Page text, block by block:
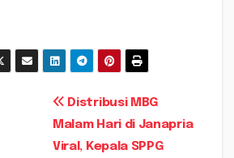
Distribusi MBG
Malam Hari di Janapria
Viral, Kepala SPPG